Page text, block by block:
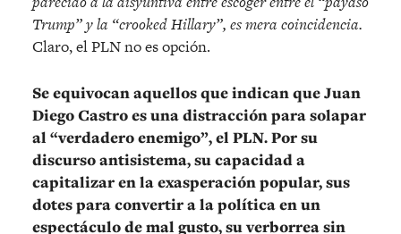
Trump” y la “crooked Hillary”, es mera coincidencia.
Claro, el PLN no es opción.
Se equivocan aquellos que indican que Juan
Diego Castro es una distracción para solapar
al “verdadero enemigo”, el PLN. Por su
discurso antisistema, su capacidad a
capitalizar en la exasperación popular, sus
dotes para convertir a la política en un
espectáculo de mal gusto, su verborrea sin